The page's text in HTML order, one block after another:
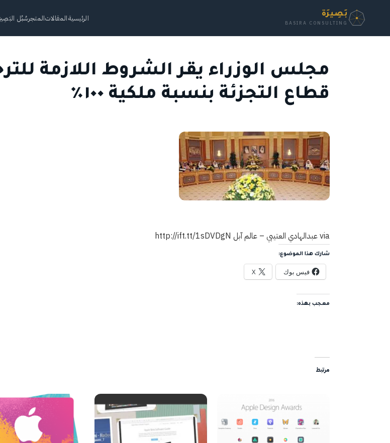
بَصِيرَة
BASIRA CONSULTING الرئيسيةالمقالاتالمتجرسُبُل
مجلس الوزراء يقر الشروط اللازمة
قطاع التجزئة بنسبة ملكية ١٠٠٪
via عبدالهادي العتيبي – عالم آبل http://ift.tt/1sDVDgN
شارك هذا الموضوع:
فيس بوك X
معجب بهذه:
مرتبط